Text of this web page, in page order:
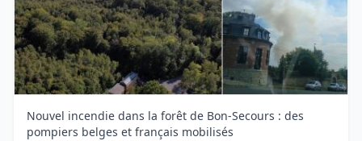
Nouvel incendie dans la forêt de Bon-Secours : des
pompiers belges et français mobilisés